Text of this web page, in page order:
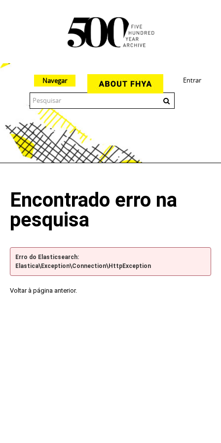
Entrar
Navegar
Encontrado erro na
pesquisa
Erro do Elasticsearch:
Elastica\Exception\Connection\HttpException
Voltar à página anterior.